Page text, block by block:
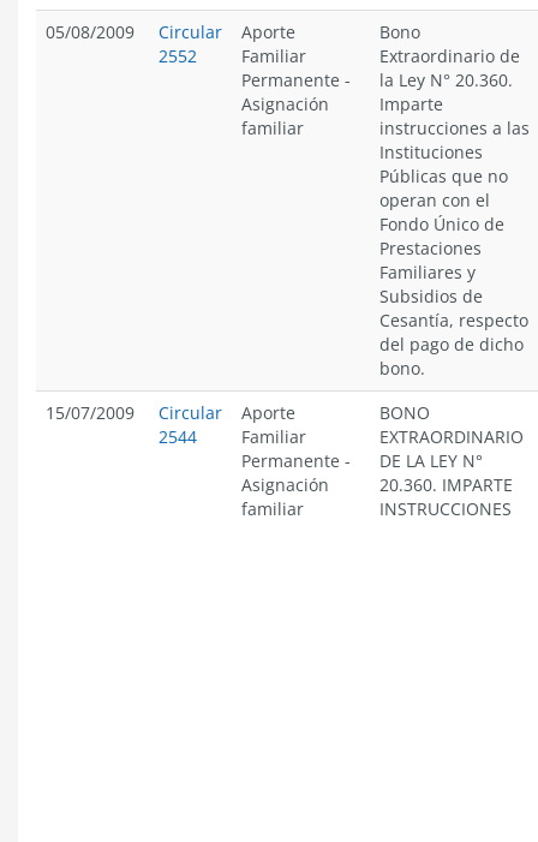
05/08/2009
Circular
2552
Aporte
Familiar
Permanente -
Asignación
familiar
Bono
Extraordinario de
la Ley N° 20.360.
Imparte
instrucciones a las
Instituciones
Públicas que no
operan con el
Fondo Único de
Prestaciones
Familiares y
Subsidios de
Cesantía, respecto
del pago de dicho
bono.
15/07/2009
Circular
2544
Aporte
Familiar
Permanente -
Asignación
familiar
BONO
EXTRAORDINARIO
DE LA LEY N°
20.360. IMPARTE
INSTRUCCIONES